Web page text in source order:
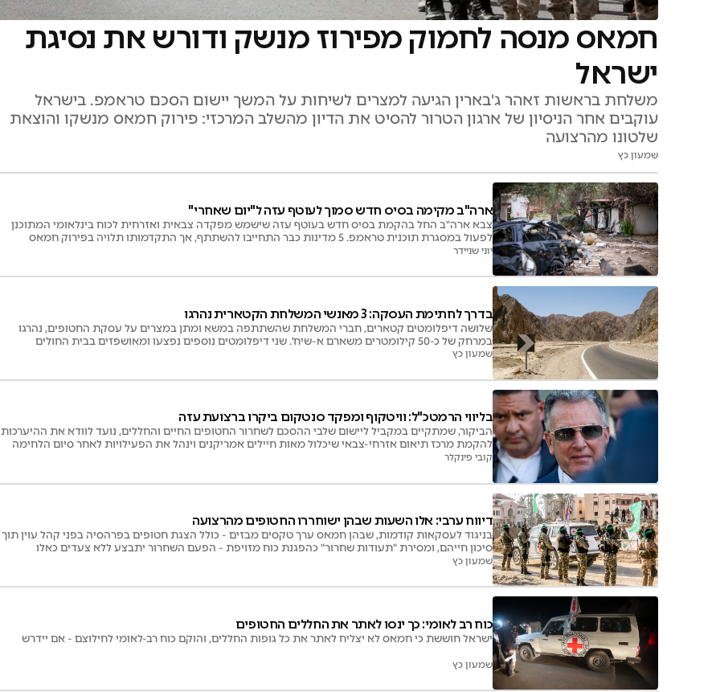
חמאס מנסה לחמוק מפירוז מנשק ודורש את נסיגת
ישראל
משלחת בראשות זאהר ג'בארין הגיעה למצרים לשיחות על המשך יישום הסכם טראמפ. בישראל
עוקבים אחר הניסיון של ארגון הטרור להסיט את הדיון מהשלב המרכזי: פירוק חמאס מנשקו והוצאת
שלטונו מהרצועה
שמעון כץ
ארה"ב מקימה בסיס חדש סמוך לעוטף עזה ל"יום שאחרי"
צבא ארה"ב החל בהקמת בסיס חדש בעוטף עזה שישמש מפקדה צבאית ואזרחית לכוח בינלאומי המתוכנן
לפעול במסגרת תוכנית טראמפ. 5 מדינות כבר התחייבו להשתתף, אך התקדמותו תלויה בפירוק חמאס
מנשקו
יוני שניידר
בדרך לחתימת העסקה: 3 מאנשי המשלחת הקטארית נהרגו
שלושה דיפלומטים קטארים, חברי המשלחת שהשתתפה במשא ומתן במצרים על עסקת החטופים, נהרגו
במרחק של כ-50 קילומטרים משארם א-שיח'. שני דיפלומטים נוספים נפצעו ומאושפזים בבית החולים
שמעון כץ
בליווי הרמטכ"ל: וויטקוף ומפקד סנטקום ביקרו ברצועת עזה
הביקור, שמתקיים במקביל ליישום שלבי ההסכם לשחרור החטופים החיים והחללים, נועד לוודא את ההיערכות
להקמת מרכז תיאום אזרחי-צבאי שיכלול מאות חיילים אמריקנים וינהל את הפעילויות לאחר סיום הלחימה
קובי פינקלר
דיווח ערבי: אלו השעות שבהן ישוחררו החטופים מהרצועה
בניגוד לעסקאות קודמות, שבהן חמאס ערך טקסים מבזים - כולל הצגת חטופים בפרהסיה בפני קהל עוין תוך
סיכון חייהם, ומסירת "תעודות שחרור" כהפגנת כוח מזויפת - הפעם השחרור יתבצע ללא צעדים כאלו
שמעון כץ
כוח רב לאומי: כך ינסו לאתר את החללים החטופים
ישראל חוששת כי חמאס לא יצליח לאתר את כל גופות החללים, והוקם כוח רב-לאומי לחילוצם - אם יידרש
שמעון כץ